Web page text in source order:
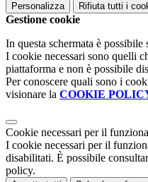
Personalizza Rifiuta tutti i
Gestione cookie
In questa schermata è
I cookie necessari sono quelli
piattaforma e non è possibile
Per conoscere quali sono i
visionare la COOKIE
Cookie necessari per il
I cookie necessari per il
disabilitati. È possibile
policy.